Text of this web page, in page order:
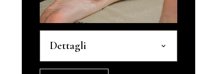
Dettagli